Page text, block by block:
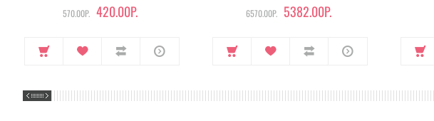
570.00Р. 420.00Р. 6570.00Р. 5382.00Р.